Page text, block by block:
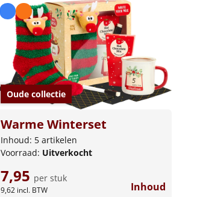
Oude collectie
Warme Winterset
Inhoud: 5 artikelen
Voorraad: Uitverkocht
7,95 per stuk
9,62 incl. BTW Inhoud